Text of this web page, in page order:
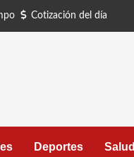
Cotización del día
Deportes Salud